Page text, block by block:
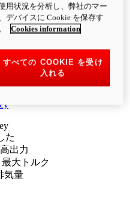
ーター 製品詳細
最大トルク
備重量（燃料を除く）
た
出力
最大トルク
気量
用状況を分析し、弊社のマー
デバイスに Cookie を保存す
Cookies information
すべての COOKIE を受け
入れる